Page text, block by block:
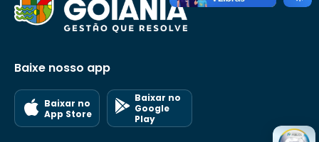
Baixe nosso app
Baixar no
App Store
Baixar no
Google
Play